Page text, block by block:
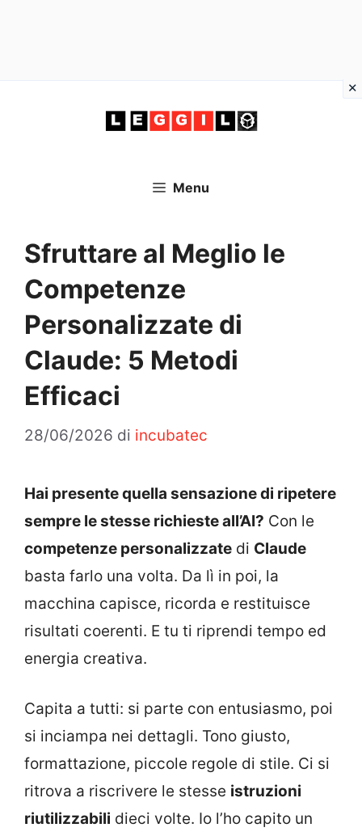
Menu
Sfruttare al Meglio le
Competenze
Personalizzate di
Claude: 5 Metodi
Efficaci
28/06/2026 di incubatec
Hai presente quella sensazione di ripetere
sempre le stesse richieste all’AI? Con le
competenze personalizzate di Claude
basta farlo una volta. Da lì in poi, la
macchina capisce, ricorda e restituisce
risultati coerenti. E tu ti riprendi tempo ed
energia creativa.
Capita a tutti: si parte con entusiasmo, poi
si inciampa nei dettagli. Tono giusto,
formattazione, piccole regole di stile. Ci si
ritrova a riscrivere le stesse istruzioni
riutilizzabili dieci volte. Io l’ho capito un